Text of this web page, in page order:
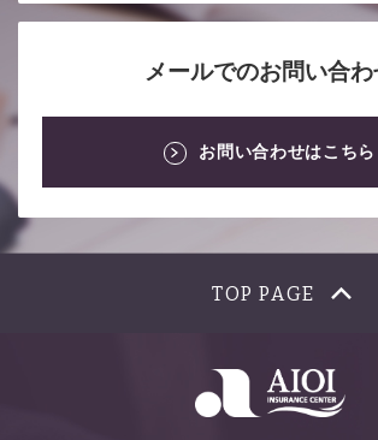
メールでのお問い合
お問い合わせはこちら
TOP PAGE